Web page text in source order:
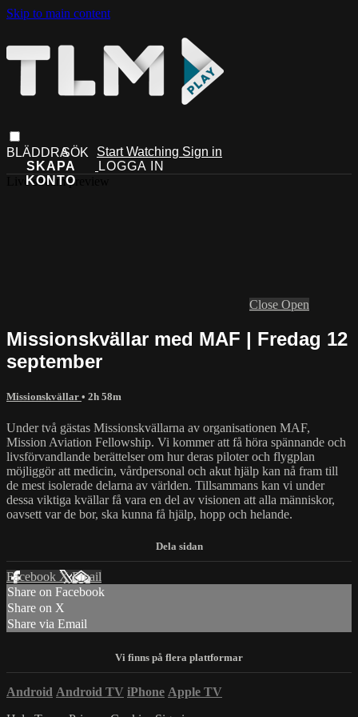
Skip to main content
Start Watching Sign in
Live stream preview
Close Open
Missionskvällar med MAF | Fredag 12
september
Missionskvällar • 2h 58m
Under två gästas Missionskvällarna av organisationen MAF,
Mission Aviation Fellowship. Vi kommer att få höra spännande och
livsförvandlande berättelser om hur deras piloter och flygplan
möjliggör att medicin, vårdpersonal och akut hjälp kan nå fram till
de mest isolerade delarna av världen. Tillsammans kan vi under
dessa viktiga kvällar få vara en del av visionen att alla människor,
oavsett var de bor, ska kunna få hjälp, hopp och helande.
Facebook XEmail
Share on Facebook
Share on X
Share via Email
Android Android TV iPhone Apple TV